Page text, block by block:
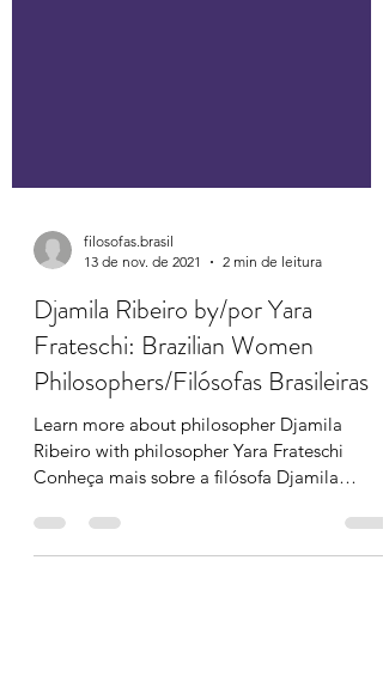
filosofas.brasil
13 de nov. de 2021
2 min de leitura
Djamila Ribeiro by/por Yara
Frateschi: Brazilian Women
Philosophers/Filósofas Brasileiras
Learn more about philosopher Djamila
Ribeiro with philosopher Yara Frateschi